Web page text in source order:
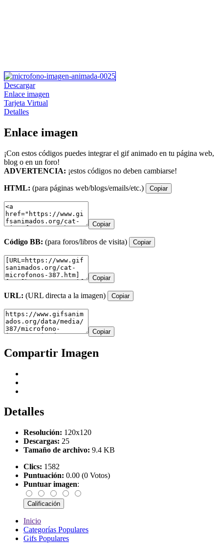
Descargar
Enlace imagen
Tarjeta Virtual
Detalles
Enlace imagen
¡Con estos códigos puedes integrar el gif animado en tu página web,
blog o en un foro!
ADVERTENCIA: ¡estos códigos no deben cambiarse!
HTML: (para páginas web/blogs/emails/etc.) Copiar
Copiar
Código BB: (para foros/libros de visita) Copiar
Copiar
URL: (URL directa a la imagen) Copiar
Copiar
Compartir Imagen
Detalles
Resolución: 120x120
Descargas: 25
Tamaño de archivo: 9.4 KB
Clics: 1582
Puntuación: 0.00 (0 Votos)
Puntuar imagen:
Inicio
Categorías Populares
Gifs Populares